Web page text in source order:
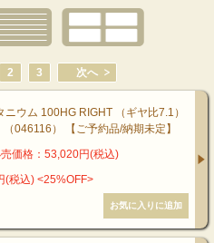
2 3 次へ
ウム 100HG RIGHT （ギヤ比7.1）
（046116） 【ご予約品/納期未定】
価格：53,020円(税込)
(税込) <25%OFF>